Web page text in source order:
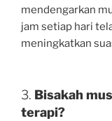
mendengarkan
jam setiap hari
meningkatkan
3. Bisakah
terapi?